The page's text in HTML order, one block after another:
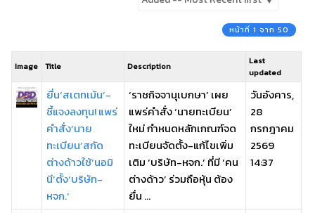
หน้าที่ 1 จาก 50
Image Title Description
Last
updated
ยื่น‘สเตทเม้น’-
ชี้แจงลงทุน! แพร่
คำสั่ง‘นาย
ทะเบียน’สกัด
ต่างด้าวใช้‘นอมิ
นี’ตั้ง‘บริษัท-
หจก.’
‘ราชกิจจานุเบกษา’ เผย
แพร่คำสั่ง ‘นายทะเบียน’
ใหม่ กำหนดหลักเกณฑ์จด
ทะเบียนจัดตั้ง-แก้ไขเพิ่ม
เติม ‘บริษัท-หจก.’ ที่มี ‘คน
ต่างด้าว’ ร่วมถือหุ้น ต้อง
ยื่น ...
วันอังคาร,
28
กรกฎาคม
2569
14:37